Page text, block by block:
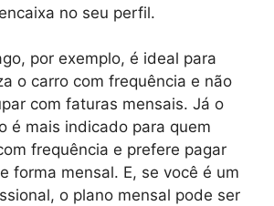
no seu perfil.
por exemplo, é ideal para
o carro com frequência e não
com faturas mensais. Já o
é mais indicado para quem
frequência e prefere pagar
forma mensal. E, se você é um
o plano mensal pode ser